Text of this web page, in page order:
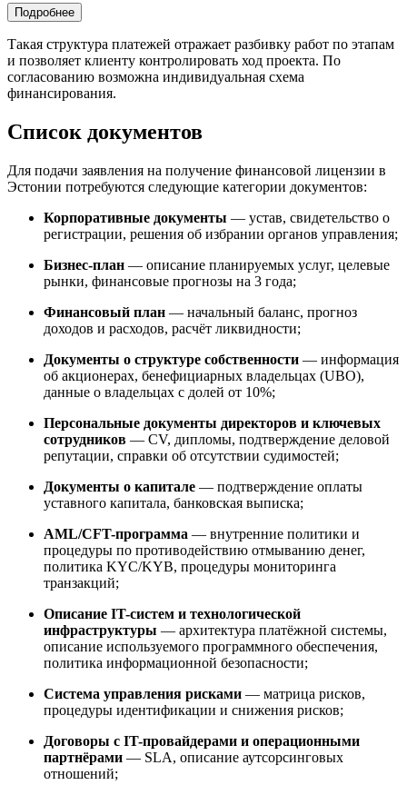
Подробнее
Такая структура платежей отражает разбивку работ по этапам
и позволяет клиенту контролировать ход проекта. По
согласованию возможна индивидуальная схема
финансирования.
Список документов
Для подачи заявления на получение финансовой лицензии в
Эстонии потребуются следующие категории документов:
Корпоративные документы — устав, свидетельство о
регистрации, решения об избрании органов управления;
Бизнес-план — описание планируемых услуг, целевые
рынки, финансовые прогнозы на 3 года;
Финансовый план — начальный баланс, прогноз
доходов и расходов, расчёт ликвидности;
Документы о структуре собственности — информация
об акционерах, бенефициарных владельцах (UBO),
данные о владельцах с долей от 10%;
Персональные документы директоров и ключевых
сотрудников — CV, дипломы, подтверждение деловой
репутации, справки об отсутствии судимостей;
Документы о капитале — подтверждение оплаты
уставного капитала, банковская выписка;
AML/CFT-программа — внутренние политики и
процедуры по противодействию отмыванию денег,
политика KYC/KYB, процедуры мониторинга
транзакций;
Описание IT-систем и технологической
инфраструктуры — архитектура платёжной системы,
описание используемого программного обеспечения,
политика информационной безопасности;
Система управления рисками — матрица рисков,
процедуры идентификации и снижения рисков;
Договоры с IT-провайдерами и операционными
партнёрами — SLA, описание аутсорсинговых
отношений;